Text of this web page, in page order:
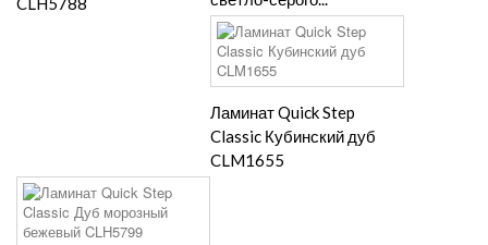
Ламинат Quick Step
Classic Кубинский дуб
CLM1655